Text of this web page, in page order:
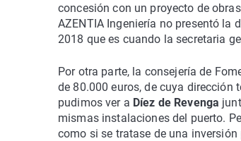
concesión con un proyecto de
AZENTIA Ingeniería no presentó la
2018 que es cuando la secretaria
Por otra parte, la consejería de
de 80.000 euros, de cuya dirección
pudimos ver a Díez de Revenga
mismas instalaciones del puerto.
como si se tratase de una